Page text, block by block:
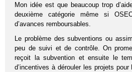
Mon idée est que beaucoup trop
deuxième catégorie même si
d’avances remboursables.
Le problème des subventions ou
peu de suivi et de contrôle. On
reçoit la subvention et ensuite le
d’incentives à dérouler les projets